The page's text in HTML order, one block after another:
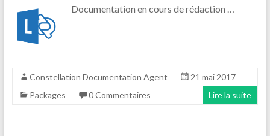
Documentation en cours de rédaction …
Constellation Documentation Agent
21 mai 2017
Packages
0 Commentaires Lire la suite